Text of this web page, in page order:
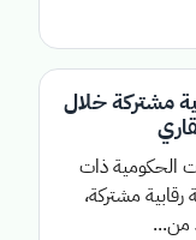
جولة رقابية مشتركة خلال
الحكومية ذات
يوليو الماضي (25) جولة رقابية مشتركة،